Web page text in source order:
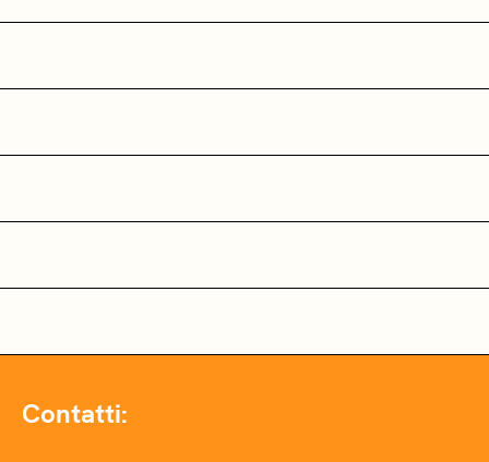
Contatti: